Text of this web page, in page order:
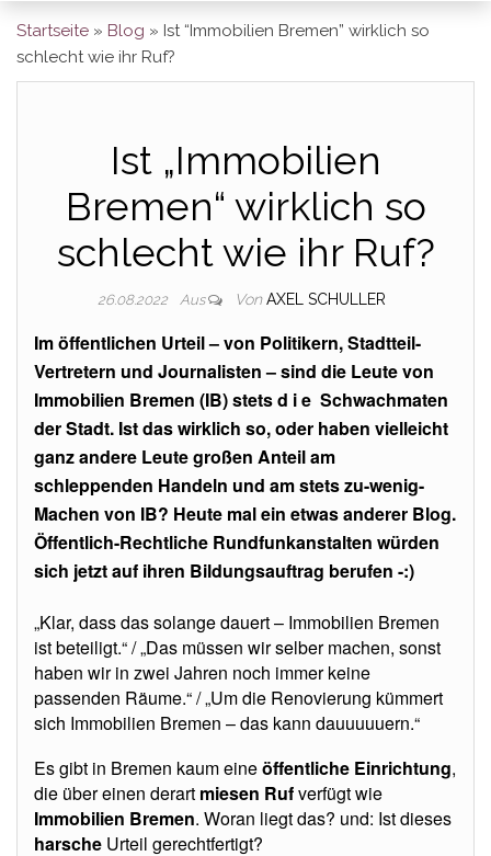
Startseite » Blog » Ist “Immobilien Bremen” wirklich so
schlecht wie ihr Ruf?
Ist „Immobilien
Bremen“ wirklich so
schlecht wie ihr Ruf?
26.08.2022 Aus Von AXEL SCHULLER
Im öffentlichen Urteil – von Politikern, Stadtteil-
Vertretern und Journalisten – sind die Leute von
Immobilien Bremen (IB) stets d i e Schwachmaten
der Stadt. Ist das wirklich so, oder haben vielleicht
ganz andere Leute großen Anteil am
schleppenden Handeln und am stets zu-wenig-
Machen von IB? Heute mal ein etwas anderer Blog.
Öffentlich-Rechtliche Rundfunkanstalten würden
sich jetzt auf ihren Bildungsauftrag berufen -:)
„Klar, dass das solange dauert – Immobilien Bremen
ist beteiligt.“ / „Das müssen wir selber machen, sonst
haben wir in zwei Jahren noch immer keine
passenden Räume.“ / „Um die Renovierung kümmert
sich Immobilien Bremen – das kann dauuuuuern.“
Es gibt in Bremen kaum eineöffentliche Einrichtung,
die über einen derart miesen Rufverfügt wie
Immobilien Bremen. Woran liegt das? und: Ist dieses
harsche Urteil gerechtfertigt?